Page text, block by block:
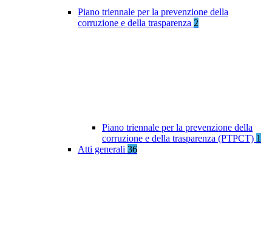
Piano triennale per la prevenzione della
corruzione e della trasparenza 2
Piano triennale per la prevenzione della
corruzione e della trasparenza (PTPCT) 1
Atti generali 36